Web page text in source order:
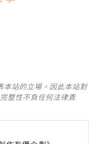
本站的立場。因此本站對
整性不負任何法律責